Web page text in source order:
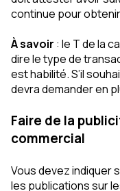
continue pour
À savoir : le T de la
dire le type de
est habilité. S’il
devra demander en
Faire de la
commercial
Vous devez indiquer
les publications sur